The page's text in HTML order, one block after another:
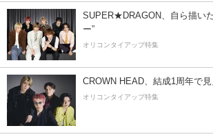
SUPER★DRAGON、自ら描い
ー”
オリコンタイアップ特集
CROWN HEAD、結成1周年で見
オリコンタイアップ特集